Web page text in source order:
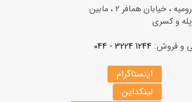
آدرس: ارومیه ، خیابان همافر 2 ، مابين
و کسری
و فروش: 1244 3224 - 044
اینستاگرام
لینکداین